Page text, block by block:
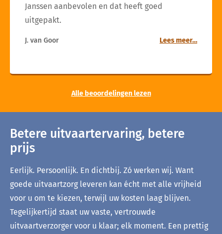
Janssen aanbevolen en dat heeft goed
uitgepakt.
J. van Goor Lees meer…
Alle beoordelingen lezen
Betere uitvaartervaring, betere
prijs
Eerlijk. Persoonlijk. En dichtbij. Zó werken wij. Want
goede uitvaartzorg leveren kan écht met alle vrijheid
voor u om te kiezen, terwijl uw kosten laag blijven.
Tegelijkertijd staat uw vaste, vertrouwde
uitvaartverzorger voor u klaar; elk moment. Een prettig